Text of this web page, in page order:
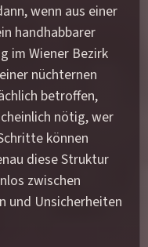
wenn aus einer
handhabbarer
im Wiener Bezirk
nüchternen
betroffen,
nötig, wer
können
diese Struktur
zwischen
und Unsicherheiten